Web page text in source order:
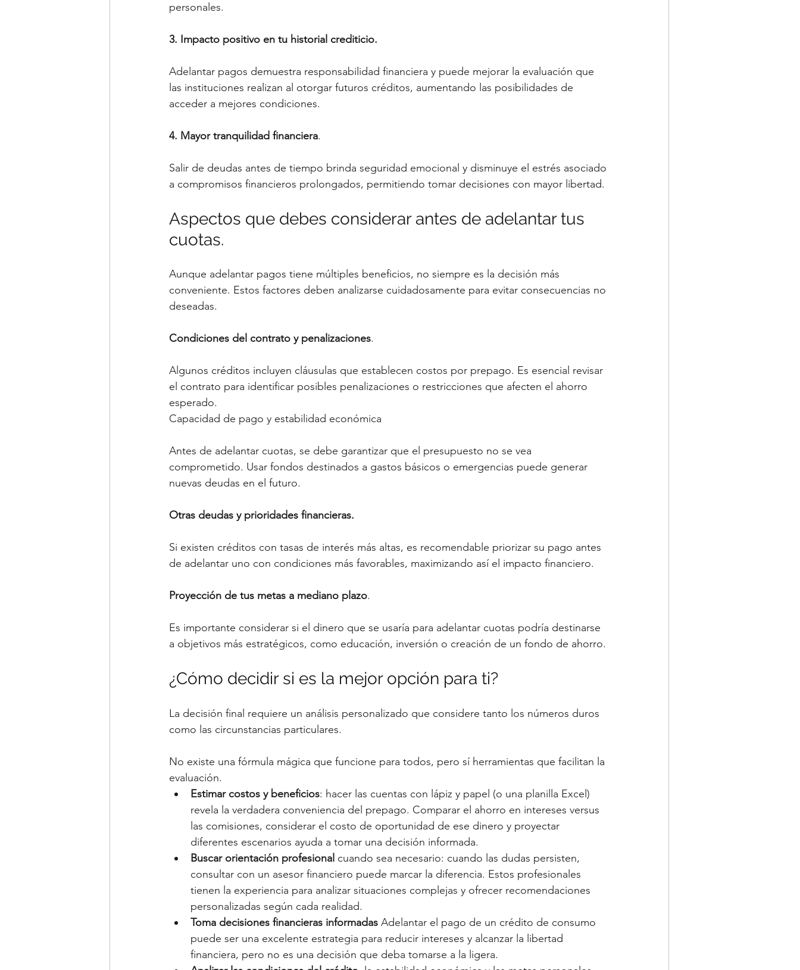
personales.
3. Impacto positivo en tu historial crediticio.
Adelantar pagos demuestra responsabilidad financiera y puede mejorar la evaluación que
las instituciones realizan al otorgar futuros créditos, aumentando las posibilidades de
acceder a mejores condiciones.
4. Mayor tranquilidad financiera.
Salir de deudas antes de tiempo brinda seguridad emocional y disminuye el estrés asociado
a compromisos financieros prolongados, permitiendo tomar decisiones con mayor libertad.
Aspectos que debes considerar antes de adelantar tus
cuotas.
Aunque adelantar pagos tiene múltiples beneficios, no siempre es la decisión más
conveniente. Estos factores deben analizarse cuidadosamente para evitar consecuencias no
deseadas.
Condiciones del contrato y penalizaciones.
Algunos créditos incluyen cláusulas que establecen costos por prepago. Es esencial revisar
el contrato para identificar posibles penalizaciones o restricciones que afecten el ahorro
esperado.
Capacidad de pago y estabilidad económica
Antes de adelantar cuotas, se debe garantizar que el presupuesto no se vea
comprometido. Usar fondos destinados a gastos básicos o emergencias puede generar
nuevas deudas en el futuro.
Otras deudas y prioridades financieras.
Si existen créditos con tasas de interés más altas, es recomendable priorizar su pago antes
de adelantar uno con condiciones más favorables, maximizando así el impacto financiero.
Proyección de tus metas a mediano plazo.
Es importante considerar si el dinero que se usaría para adelantar cuotas podría destinarse
a objetivos más estratégicos, como educación, inversión o creación de un fondo de ahorro.
¿Cómo decidir si es la mejor opción para ti?
La decisión final requiere un análisis personalizado que considere tanto los números duros
como las circunstancias particulares.
No existe una fórmula mágica que funcione para todos, pero sí herramientas que facilitan la
evaluación.
Estimar costos y beneficios: hacer las cuentas con lápiz y papel (o una planilla Excel)
revela la verdadera conveniencia del prepago. Comparar el ahorro en intereses versus
las comisiones, considerar el costo de oportunidad de ese dinero y proyectar
diferentes escenarios ayuda a tomar una decisión informada.
Buscar orientación profesional cuando sea necesario: cuando las dudas persisten,
consultar con un asesor financiero puede marcar la diferencia. Estos profesionales
tienen la experiencia para analizar situaciones complejas y ofrecer recomendaciones
personalizadas según cada realidad.
Toma decisiones financieras informadas Adelantar el pago de un crédito de consumo
puede ser una excelente estrategia para reducir intereses y alcanzar la libertad
financiera, pero no es una decisión que deba tomarse a la ligera.